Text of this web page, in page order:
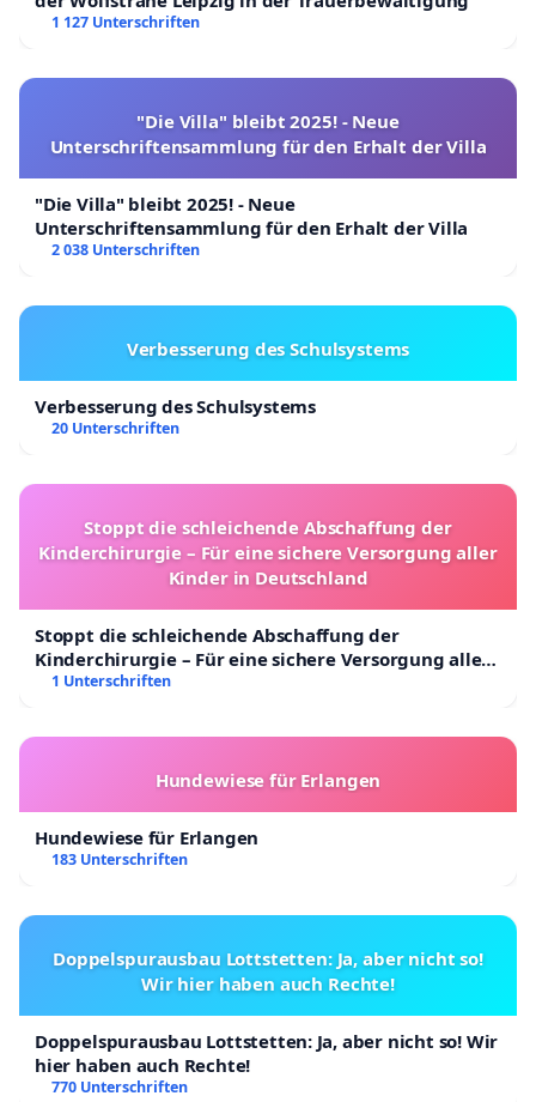
1 127 Unterschriften
"Die Villa" bleibt 2025! - Neue
Unterschriftensammlung für den Erhalt der Villa
"Die Villa" bleibt 2025! - Neue
Unterschriftensammlung für den Erhalt der Villa
2 038 Unterschriften
Verbesserung des Schulsystems
Verbesserung des Schulsystems
20 Unterschriften
Stoppt die schleichende Abschaffung der
Kinderchirurgie – Für eine sichere Versorgung aller
Kinder in Deutschland
Stoppt die schleichende Abschaffung der
Kinderchirurgie – Für eine sichere Versorgung aller
Kinder in Deutschland
1 Unterschriften
Hundewiese für Erlangen
Hundewiese für Erlangen
183 Unterschriften
Doppelspurausbau Lottstetten: Ja, aber nicht so!
Wir hier haben auch Rechte!
Doppelspurausbau Lottstetten: Ja, aber nicht so! Wir
hier haben auch Rechte!
770 Unterschriften